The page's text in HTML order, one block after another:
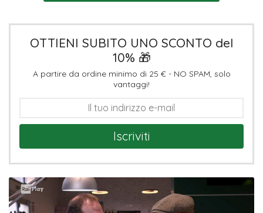
OTTIENI SUBITO UNO SCONTO del
10% 🎁
A partire da ordine minimo di 25 € - NO SPAM, solo
vantaggi!
Iscriviti